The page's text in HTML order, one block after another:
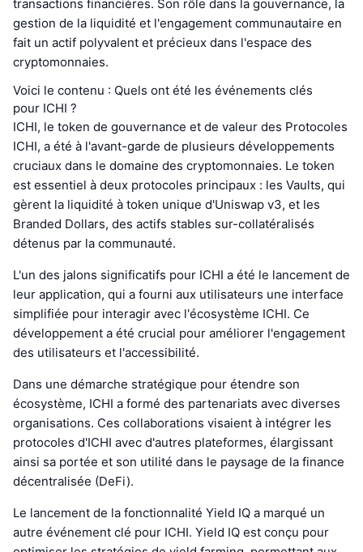
transactions financières. Son rôle dans la gouvernance, la
gestion de la liquidité et l'engagement communautaire en
fait un actif polyvalent et précieux dans l'espace des
cryptomonnaies.
Voici le contenu : Quels ont été les événements clés
pour ICHI ?
ICHI, le token de gouvernance et de valeur des Protocoles
ICHI, a été à l'avant-garde de plusieurs développements
cruciaux dans le domaine des cryptomonnaies. Le token
est essentiel à deux protocoles principaux : les Vaults, qui
gèrent la liquidité à token unique d'Uniswap v3, et les
Branded Dollars, des actifs stables sur-collatéralisés
détenus par la communauté.
L'un des jalons significatifs pour ICHI a été le lancement de
leur application, qui a fourni aux utilisateurs une interface
simplifiée pour interagir avec l'écosystème ICHI. Ce
développement a été crucial pour améliorer l'engagement
des utilisateurs et l'accessibilité.
Dans une démarche stratégique pour étendre son
écosystème, ICHI a formé des partenariats avec diverses
organisations. Ces collaborations visaient à intégrer les
protocoles d'ICHI avec d'autres plateformes, élargissant
ainsi sa portée et son utilité dans le paysage de la finance
décentralisée (DeFi).
Le lancement de la fonctionnalité Yield IQ a marqué un
autre événement clé pour ICHI. Yield IQ est conçu pour